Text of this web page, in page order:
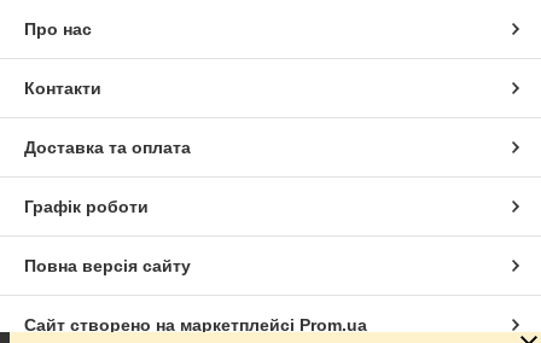
Про нас
Контакти
Доставка та оплата
Графік роботи
Повна версія сайту
Сайт створено на маркетплейсі Prom.ua